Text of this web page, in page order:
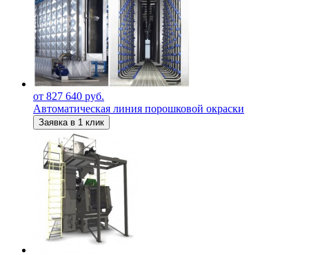
от 827 640 руб.
Автоматическая линия порошковой окраски
Заявка в 1 клик